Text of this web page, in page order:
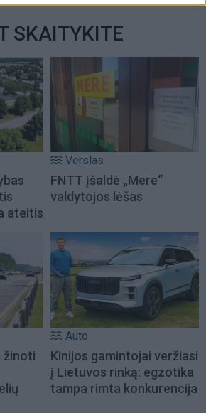
SKAITYKITE
ateitis
Verslas
FNTT įšaldė „Mere“
valdytojos lėšas
žinoti
Auto
Kinijos gamintojai veržiasi
į Lietuvos rinką: egzotika
tampa rimta konkurencija